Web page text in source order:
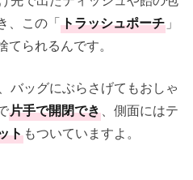
、この「トラッシュポーチ 」
られるんです。
バッグにぶらさげてもおしゃ
片手で開閉でき、側面にはテ
トもついていますよ。